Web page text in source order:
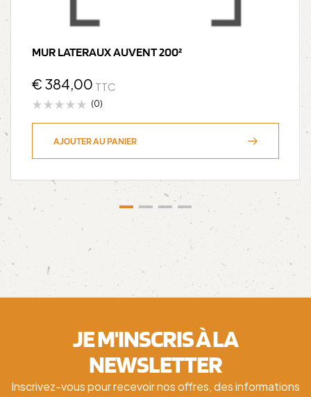
MUR LATERAUX AUVENT 200²
€ 384,00 TTC
(0)
AJOUTER AU PANIER
JE M'INSCRIS À LA
NEWSLETTER
Inscrivez-vous pour recevoir nos offres, des informations